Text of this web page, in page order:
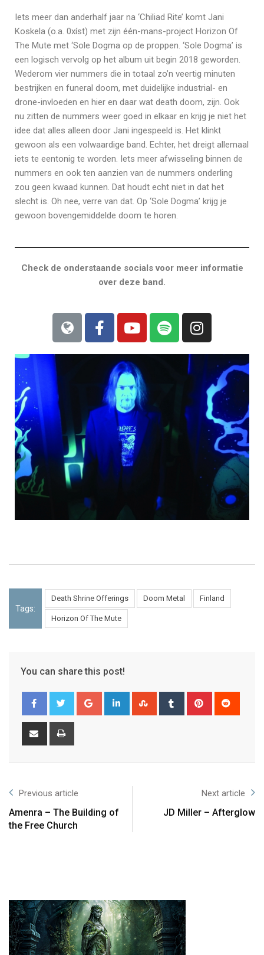
Iets meer dan anderhalf jaar na ‘Chiliad Rite’ komt Jani
Koskela (o.a. 0xíst) met zijn één-mans-project Horizon Of
The Mute met ‘Sole Dogma op de proppen. ‘Sole Dogma’ is
een logisch vervolg op het album uit begin 2018 geworden.
Wederom vier nummers die in totaal zo’n veertig minuten
bestrijken en funeral doom, met duidelijke industrial- en
drone-invloeden en hier en daar wat death doom, zijn. Ook
nu zitten de nummers weer goed in elkaar en krijg je niet het
idee dat alles alleen door Jani ingespeeld is. Het klinkt
gewoon als een volwaardige band. Echter, het dreigt allemaal
iets te eentonig te worden. Iets meer afwisseling binnen de
nummers en ook ten aanzien van de nummers onderling
zou geen kwaad kunnen. Dat houdt echt niet in dat het
slecht is. Oh nee, verre van dat. Op ‘Sole Dogma’ krijg je
gewoon bovengemiddelde doom te horen.
Check de onderstaande socials voor meer informatie
over deze band.
Tags:
Death Shrine Offerings Doom Metal Finland
Horizon Of The Mute
You can share this post!
Previous article
Amenra – The Building of
the Free Church
Next article
JD Miller – Afterglow